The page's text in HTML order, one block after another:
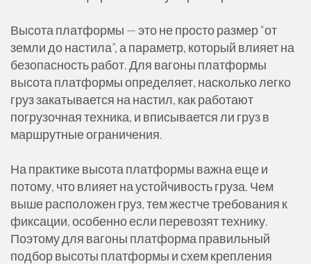
Высота платформы — это не просто размер “от
земли до настила”, а параметр, который влияет на
безопасность работ. Для вагоны платформы
высота платформы определяет, насколько легко
груз закатывается на настил, как работают
погрузочная техника, и вписывается ли груз в
маршрутные ограничения.
На практике высота платформы важна еще и
потому, что влияет на устойчивость груза. Чем
выше расположен груз, тем жестче требования к
фиксации, особенно если перевозят технику.
Поэтому для вагоны платформа правильный
подбор высоты платформы и схем крепления